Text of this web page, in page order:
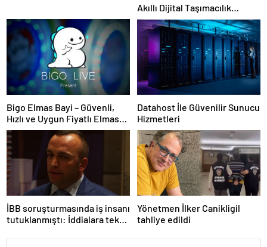
Akıllı Dijital Taşımacılık
Yazılımı
Bigo Elmas Bayi – Güvenli,
Hızlı ve Uygun Fiyatlı Elmas
Satın Almanın Yeni Adresi
Datahost İle Güvenilir Sunucu
Hizmetleri
İBB soruşturmasında iş insanı
tutuklanmıştı: İddialara tek
Yönetmen İlker Canikligil
tahliye edildi